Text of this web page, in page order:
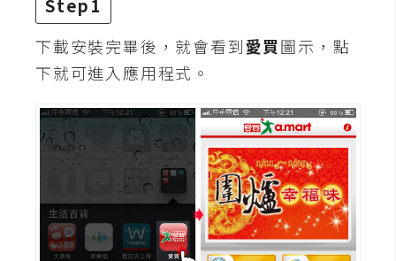
Step1
下載安裝完畢後，就會看到愛買圖示，點
下就可進入應用程式。